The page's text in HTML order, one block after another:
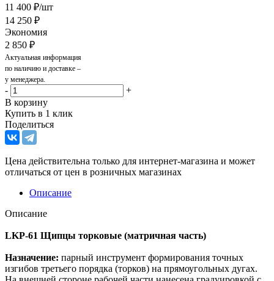
11 400 ₽/шт
14 250 ₽
Экономия
2 850 ₽
Актуальная информация
по наличию и доставке –
у менеджера.
-
+
В корзину
Купить в 1 клик
Поделиться
Цена действительна только для интернет-магазина и может
отличаться от цен в розничных магазинах
Описание
Описание
LKP-61 Щипцы торковые (матричная часть)
Назначение: парный инструмент формирования точных
изгибов третьего порядка (торков) на прямоугольных дугах.